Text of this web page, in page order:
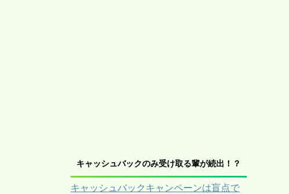
キャッシュバックのみ受け取る輩が続出！？
キャッシュバックキャンペーンは盲点で